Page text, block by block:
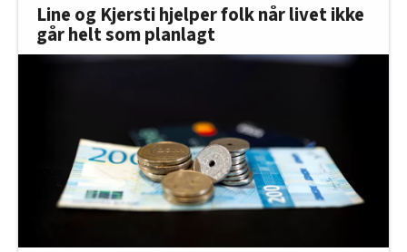
Line og Kjersti hjelper folk når livet ikke
går helt som planlagt